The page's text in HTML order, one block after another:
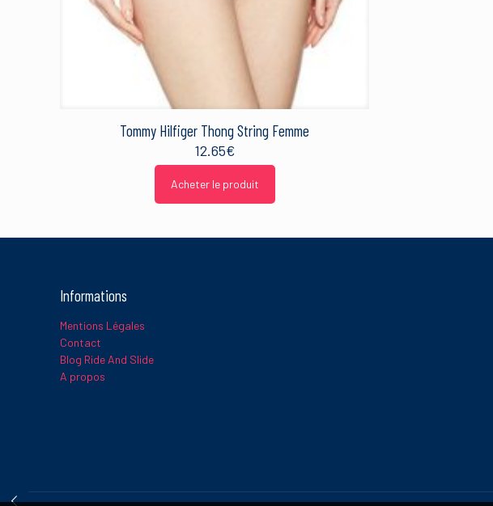
Tommy Hilfiger Thong String Femme
12.65€
Acheter le produit
Informations
Mentions Légales
Contact
Blog Ride And Slide
A propos